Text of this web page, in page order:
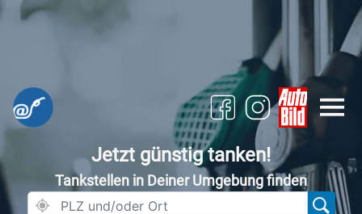
Jetzt günstig tanken!
Tankstellen in Deiner Umgebung finden